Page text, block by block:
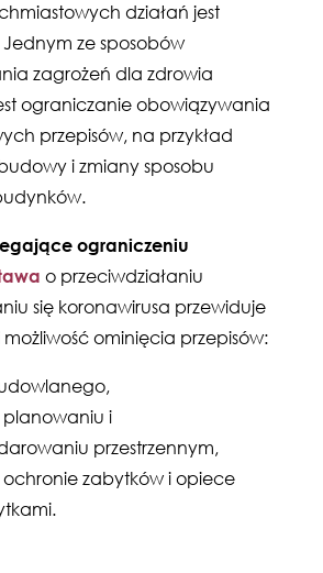
działań jest
Jednym ze sposobów
zagrożeń dla zdrowia
ograniczanie obowiązywania
przepisów, na przykład
i zmiany sposobu
ograniczeniu
o przeciwdziałaniu
się koronawirusa przewiduje
ominięcia przepisów:
planowaniu i
przestrzennym,
ochronie zabytków i opiece